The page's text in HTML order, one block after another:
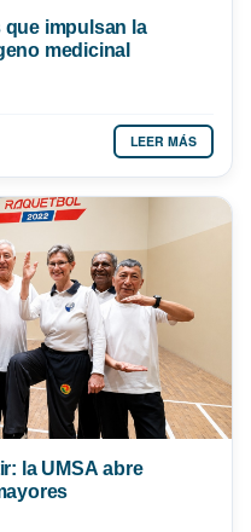
que impulsan la
medicinal
LEER MÁS
la UMSA abre